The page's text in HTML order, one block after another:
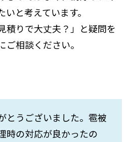
と考えています。
積りで大丈夫？」と疑問を
相談ください。
とうございました。雹被
時の対応が良かったの